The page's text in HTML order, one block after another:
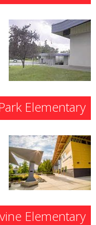
Elementary
Elementary